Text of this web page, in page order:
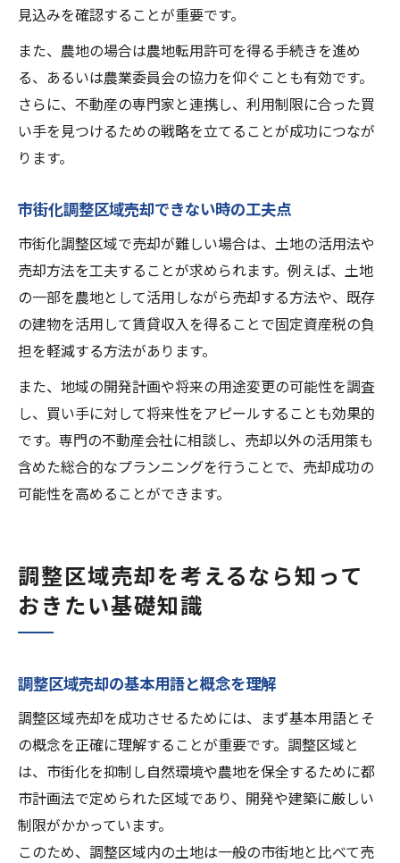
見込みを確認することが重要です。
また、農地の場合は農地転用許可を得る手続きを進め
る、あるいは農業委員会の協力を仰ぐことも有効です。
さらに、不動産の専門家と連携し、利用制限に合った買
い手を見つけるための戦略を立てることが成功につなが
ります。
市街化調整区域売却できない時の工夫点
市街化調整区域で売却が難しい場合は、土地の活用法や
売却方法を工夫することが求められます。例えば、土地
の一部を農地として活用しながら売却する方法や、既存
の建物を活用して賃貸収入を得ることで固定資産税の負
担を軽減する方法があります。
また、地域の開発計画や将来の用途変更の可能性を調査
し、買い手に対して将来性をアピールすることも効果的
です。専門の不動産会社に相談し、売却以外の活用策も
含めた総合的なプランニングを行うことで、売却成功の
可能性を高めることができます。
調整区域売却を考えるなら知って
おきたい基礎知識
調整区域売却の基本用語と概念を理解
調整区域売却を成功させるためには、まず基本用語とそ
の概念を正確に理解することが重要です。調整区域と
は、市街化を抑制し自然環境や農地を保全するために都
市計画法で定められた区域であり、開発や建築に厳しい
制限がかかっています。
このため、調整区域内の土地は一般の市街地と比べて売